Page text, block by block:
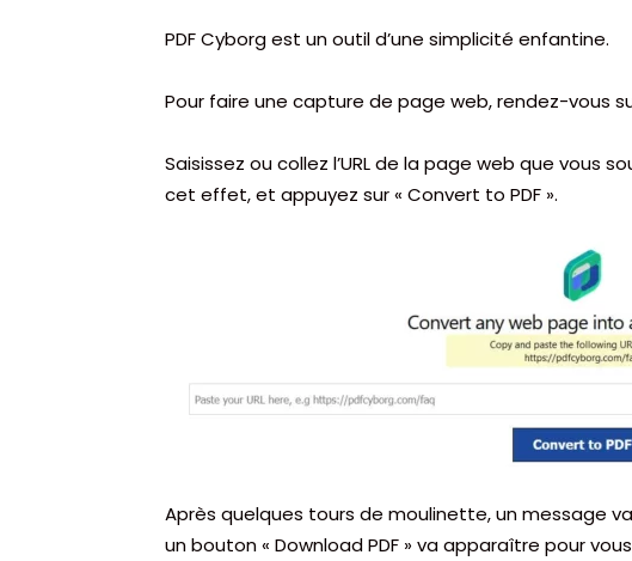
PDF Cyborg est un outil d’une simplicité enfantine.
Pour faire une capture de page web, rendez-vous
Saisissez ou collez l’URL de la page web que vous
cet effet, et appuyez sur « Convert to PDF ».
Après quelques tours de moulinette, un message
un bouton « Download PDF » va apparaître pour